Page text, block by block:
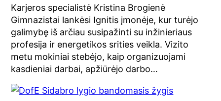
Karjeros specialistė Kristina Brogienė
Gimnazistai lankėsi Ignitis įmonėje, kur turėjo
galimybę iš arčiau susipažinti su inžinieriaus
profesija ir energetikos srities veikla. Vizito
metu mokiniai stebėjo, kaip organizuojami
kasdieniai darbai, apžiūrėjo darbo…